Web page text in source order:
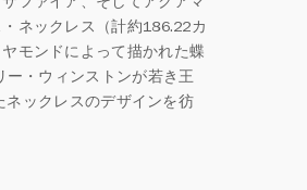
ネックレス（計約186.22カ
モンドによって描かれた蝶
・ウィンストンが若き王
ックレスのデザインを彷